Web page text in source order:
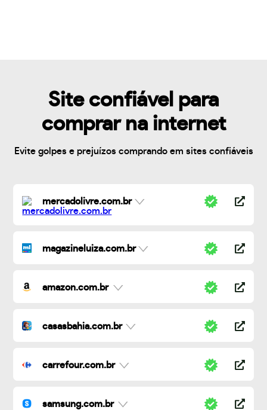
Site confiável para
comprar na internet
Evite golpes e prejuízos comprando em sites confiáveis
mercadolivre.com.br
magazineluiza.com.br
amazon.com.br
casasbahia.com.br
carrefour.com.br
samsung.com.br